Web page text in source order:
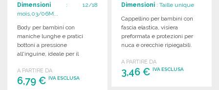
Dimensioni : 12/18
mois,03/06M...
Body per bambini con
maniche lunghe e pratici
bottoni a pressione
all'inguine, ideale per il
A PARTIRE DA
6,79 € IVA ESCLUSA
Dimensioni : Taille unique
Cappellino per bambini con
fascia elastica, visiera
preformata e protezioni per
nuca e orecchie ripiegabili.
A PARTIRE DA
3,46 €IVA ESCLUSA